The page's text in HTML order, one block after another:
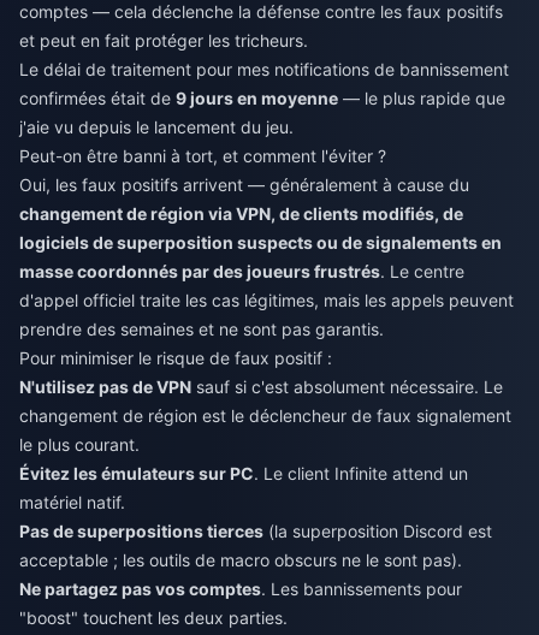
comptes — cela déclenche la défense contre les faux positifs
et peut en fait protéger les tricheurs.
Le délai de traitement pour mes notifications de bannissement
confirmées était de 9 jours en moyenne — le plus rapide que
j'aie vu depuis le lancement du jeu.
Peut-on être banni à tort, et comment l'éviter ?
Oui, les faux positifs arrivent — généralement à cause du
changement de région via VPN, de clients modifiés, de
logiciels de superposition suspects ou de signalements en
masse coordonnés par des joueurs frustrés. Le centre
d'appel officiel traite les cas légitimes, mais les appels peuvent
prendre des semaines et ne sont pas garantis.
Pour minimiser le risque de faux positif :
N'utilisez pas de VPN sauf si c'est absolument nécessaire. Le
changement de région est le déclencheur de faux signalement
le plus courant.
Évitez les émulateurs sur PC. Le client Infinite attend un
matériel natif.
Pas de superpositions tierces (la superposition Discord est
acceptable ; les outils de macro obscurs ne le sont pas).
Ne partagez pas vos comptes. Les bannissements pour
"boost" touchent les deux parties.